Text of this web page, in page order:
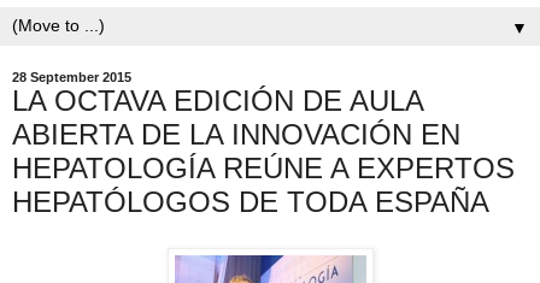
▼
28 September 2015
LA OCTAVA EDICIÓN DE AULA
ABIERTA DE LA INNOVACIÓN EN
HEPATOLOGÍA REÚNE A EXPERTOS
HEPATÓLOGOS DE TODA ESPAÑA